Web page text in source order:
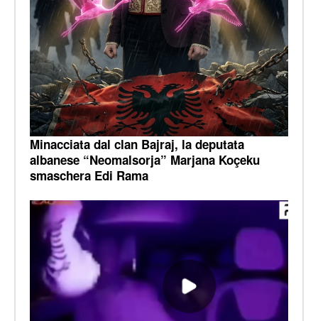
Minacciata dal clan Bajraj, la deputata
albanese “Neomalsorja” Marjana Koçeku
smaschera Edi Rama